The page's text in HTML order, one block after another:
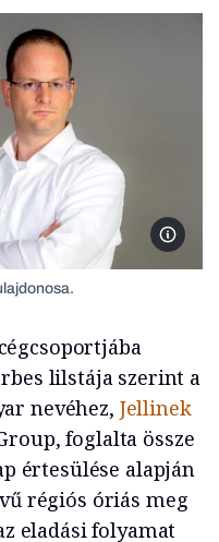
Forbes
lilstája szerint a
nevéhez, Jellinek
foglalta össze
értesülése alapján
régiós óriás meg
eladási folyamat